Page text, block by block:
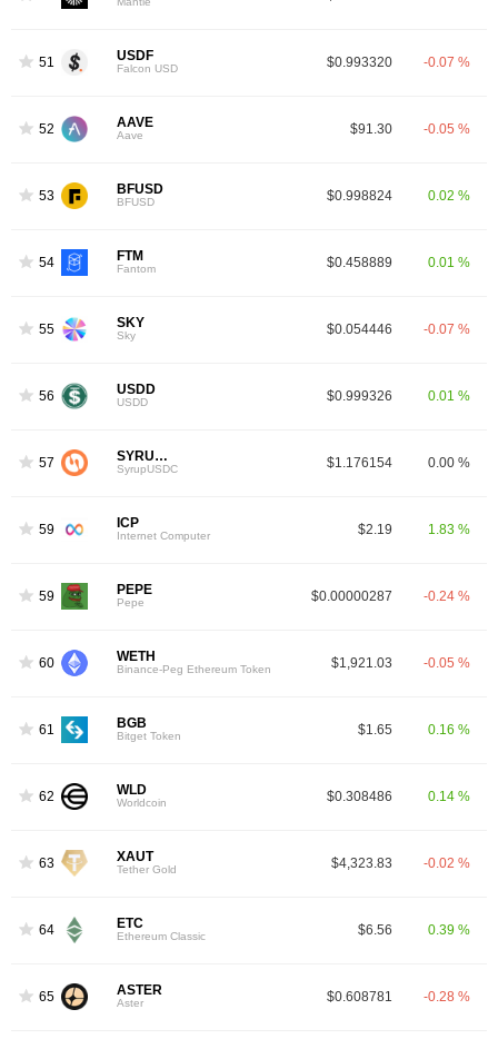
51 USDF
Falcon USD $0.993320 -0.07 %
52 AAVE
Aave $91.30 -0.05 %
53 BFUSD
BFUSD $0.998824 0.02 %
54 FTM
Fantom $0.458889 0.01 %
55 SKY
Sky $0.054446 -0.07 %
56 USDD
USDD $0.999326 0.01 %
57 SYRUPUSDC
SyrupUSDC $1.176154 0.00 %
59 ICP
Internet Computer $2.19 1.83 %
59 PEPE
Pepe $0.00000287 -0.24 %
60 WETH
Binance-Peg Ethereum Token $1,921.03 -0.05 %
61 BGB
Bitget Token $1.65 0.16 %
62 WLD
Worldcoin $0.308486 0.14 %
63 XAUT
Tether Gold $4,323.83 -0.02 %
64 ETC
Ethereum Classic $6.56 0.39 %
65 ASTER
Aster $0.608781 -0.28 %